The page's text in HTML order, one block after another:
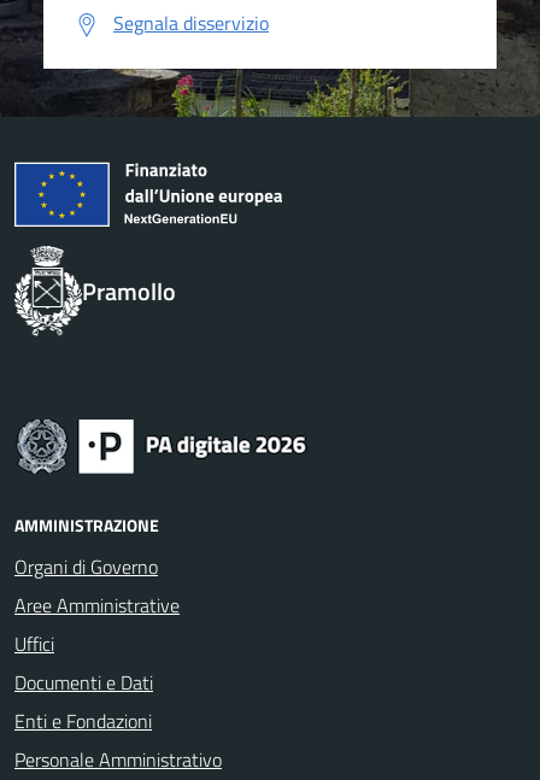
Segnala disservizio
Pramollo
AMMINISTRAZIONE
Organi di Governo
Aree Amministrative
Uffici
Documenti e Dati
Enti e Fondazioni
Personale Amministrativo